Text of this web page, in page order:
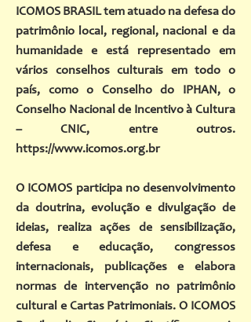
ICOMOS BRASIL tem atuado na defesa do
patrimônio local, regional, nacional e da
humanidade e está representado em
vários conselhos culturais em todo o
país, como o Conselho do IPHAN, o
Conselho Nacional de Incentivo à Cultura
– CNIC, entre outros.
https://www.icomos.org.br
O ICOMOS participa no desenvolvimento
da doutrina, evolução e divulgação de
ideias, realiza ações de sensibilização,
defesa e educação, congressos
internacionais, publicações e elabora
normas de intervenção no patrimônio
cultural e Cartas Patrimoniais. O ICOMOS